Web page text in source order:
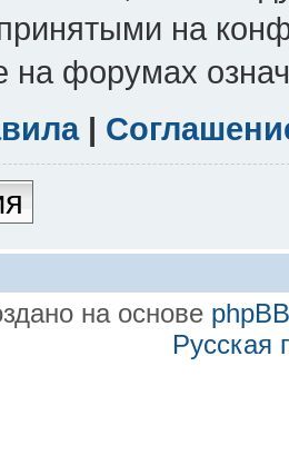
на
на форумах
|
на основе phpBB
Русская